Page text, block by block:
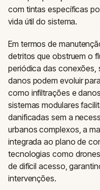
com tintas específicas
vida útil do sistema.
Em termos de
detritos que obstruem o
periódica das conexões,
danos podem evoluir
como infiltrações e
sistemas modulares
danificadas sem a
urbanos complexos, a
integrada ao plano de
tecnologias como
de difícil acesso,
intervenções.